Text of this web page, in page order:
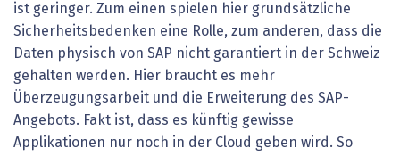
ist geringer. Zum einen spielen hier grundsätzliche
Sicherheitsbedenken eine Rolle, zum anderen, dass die
Daten physisch von SAP nicht garantiert in der Schweiz
gehalten werden. Hier braucht es mehr
Überzeugungsarbeit und die Erweiterung des SAP-
Angebots. Fakt ist, dass es künftig gewisse
Applikationen nur noch in der Cloud geben wird. So